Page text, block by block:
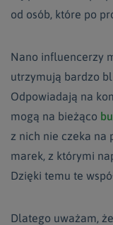
od osób, które po
Nano influencerzy
utrzymują bardzo
Odpowiadają na
mogą na bieżąco
z nich nie czeka na
marek, z którymi
Dzięki temu te
Dlatego uważam,